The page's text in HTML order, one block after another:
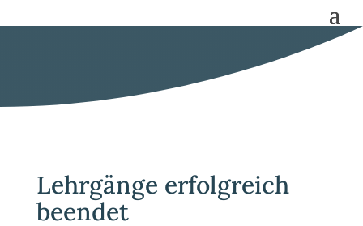
Lehrgänge erfolgreich
beendet